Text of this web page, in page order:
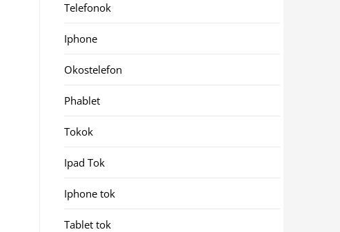
Telefonok
Iphone
Okostelefon
Phablet
Tokok
Ipad Tok
Iphone tok
Tablet tok